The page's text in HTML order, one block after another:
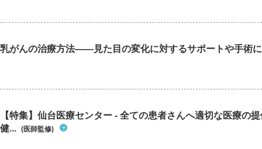
乳がんの治療方法――見た目の変化に対するサポートや手術
【特集】仙台医療センター - 全ての患者さんへ適切な医療の
健... (医師監修)